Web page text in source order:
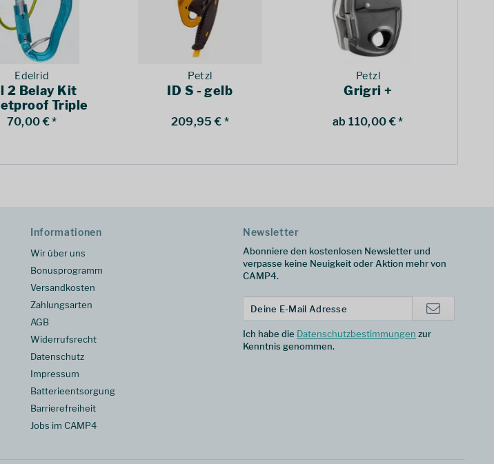
Edelrid
2 Belay Kit
Triple
70,00 € *
Petzl
ID S - gelb
209,95 € *
Petzl
Grigri +
ab 110,00 € *
Informationen
Wir über uns
Bonusprogramm
Versandkosten
Zahlungsarten
AGB
Widerrufsrecht
Datenschutz
Impressum
Batterieentsorgung
Barrierefreiheit
Jobs im CAMP4
Newsletter
Abonniere den kostenlosen Newsletter und
verpasse keine Neuigkeit oder Aktion mehr von
CAMP4.
Ich habe die Datenschutzbestimmungen zur
Kenntnis genommen.